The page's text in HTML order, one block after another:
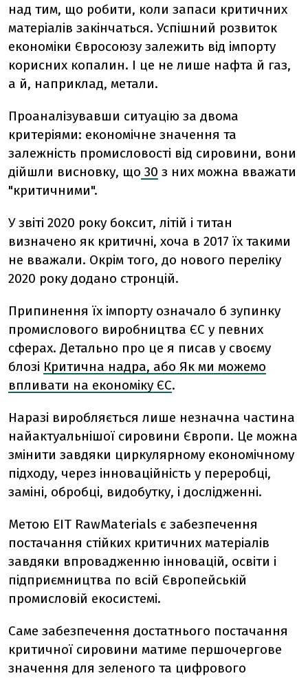
над тим, що робити, коли запаси критичних
матеріалів закінчаться. Успішний розвиток
економіки Євросоюзу залежить від імпорту
корисних копалин. І це не лише нафта й газ,
а й, наприклад, метали.
Проаналізувавши ситуацію за двома
критеріями: економічне значення та
залежність промисловості від сировини, вони
дійшли висновку, що 30 з них можна вважати
"критичними".
У звіті 2020 року боксит, літій і титан
визначено як критичні, хоча в 2017 їх такими
не вважали. Окрім того, до нового переліку
2020 року додано стронцій.
Припинення їх імпорту означало б зупинку
промислового виробництва ЄС у певних
сферах. Детально про це я писав у своєму
блозі Критична надра, або Як ми можемо
впливати на економіку ЄС.
Наразі виробляється лише незначна частина
найактуальнішої сировини Європи. Це можна
змінити завдяки циркулярному економічному
підходу, через інноваційність у переробці,
заміні, обробці, видобутку, і дослідженні.
Метою EIT RawMaterials є забезпечення
постачання стійких критичних матеріалів
завдяки впровадженню інновацій, освіти і
підприємництва по всій Європейській
промисловій екосистемі.
Саме забезпечення достатнього постачання
критичної сировини матиме першочергове
значення для зеленого та цифрового